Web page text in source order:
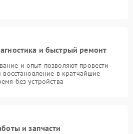
и быстрый ремонт
и опыт позволяют провести
восстановление в кратчайшие
без устройства
и запчасти